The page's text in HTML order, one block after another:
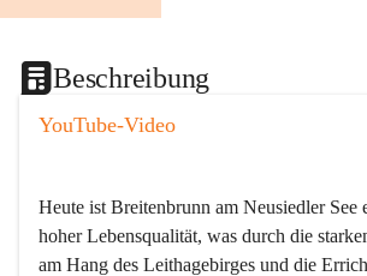
Beschreibung
YouTube-Video
Heute ist Breitenbrunn am Neusiedler See
hoher Lebensqualität, was durch die
am Hang des Leithagebirges und die